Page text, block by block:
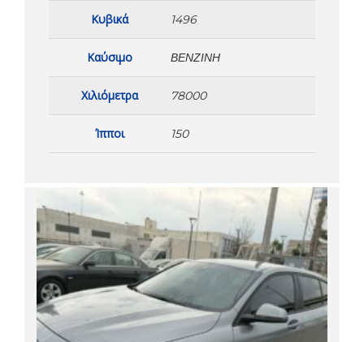
Κυβικά 1496
Καύσιμο ΒΕΝΖΊΝΗ
Χιλιόμετρα 78000
Ίπποι 150